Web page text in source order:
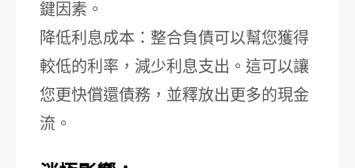
鍵因素。
降低利息成本：整合負債可以幫您獲得
較低的利率，減少利息支出。這可以讓
您更快償還債務，並釋放出更多的現金
流。